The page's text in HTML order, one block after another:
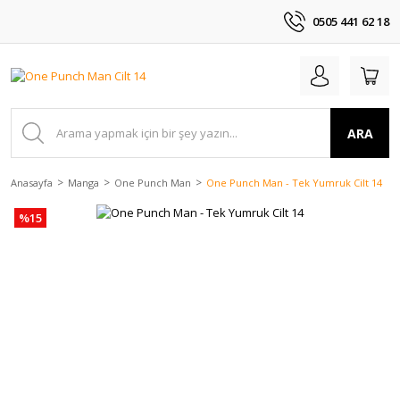
0505 441 62 18
ARA
Anasayfa Manga One Punch Man One Punch Man - Tek Yumruk Cilt 14
%15